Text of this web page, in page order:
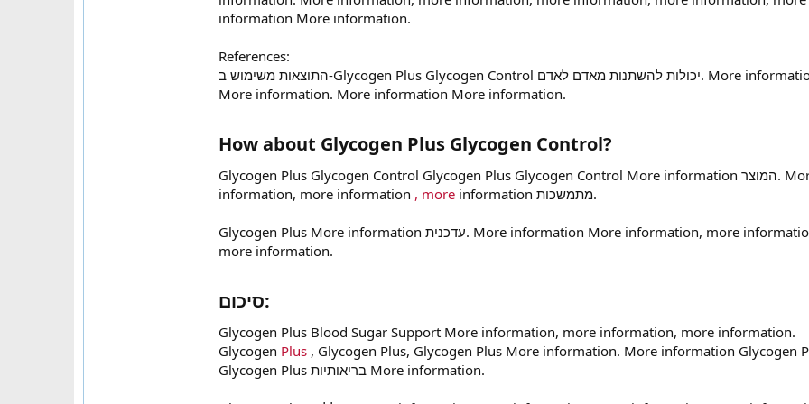
information More information.
References:
התוצאות משימוש ב-Glycogen Plus Glycogen Control יכולות להשתנות מאדם לאדם. More information
More information. More information More information.
How about Glycogen Plus Glycogen Control?
Glycogen Plus Glycogen Control Glycogen Plus Glycogen Control More information המוצר. More
information, more information , more information מתמשכות.
Glycogen Plus More information עדכנית. More information More information, more information,
more information.
סיכום:
Glycogen Plus Blood Sugar Support More information, more information, more information.
Glycogen Plus , Glycogen Plus, Glycogen Plus More information. More information Glycogen
Glycogen Plus בריאותיות More information.